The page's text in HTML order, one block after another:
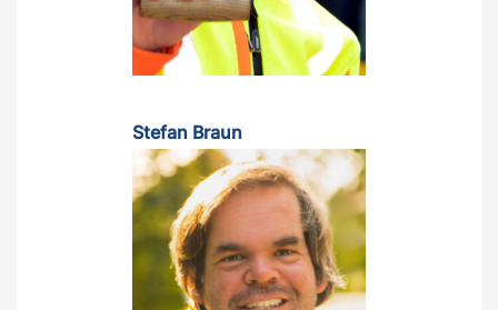
Stefan Braun